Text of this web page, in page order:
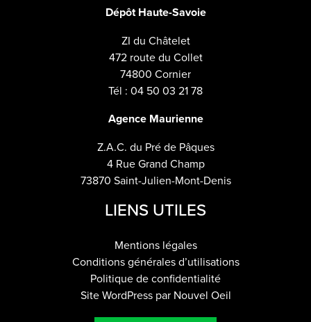
Dépôt Haute-Savoie
ZI du Châtelet
472 route du Collet
74800 Cornier
Tél : 04 50 03 21 78
Agence Maurienne
Z.A.C. du Pré de Pâques
4 Rue Grand Champ
73870 Saint-Julien-Mont-Denis
LIENS UTILES
Mentions légales
Conditions générales d’utilisations
Politique de confidentialité
Site WordPress par Nouvel Oeil